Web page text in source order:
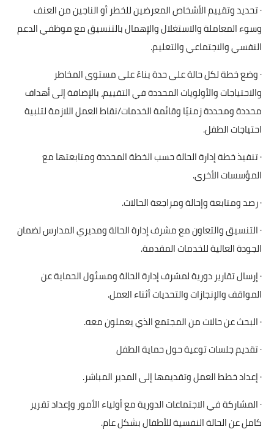
· تحديد وتقييم الأشخاص المعرضين للخطر أو الناجين من العنف
وسوء المعاملة والاستغلال والإهمال بالتنسيق مع موظفي الدعم
النفسي والاجتماعي والتعليم.
· وضع خطة لكل حالة على حدة بناءً على مستوى المخاطر
والاحتياجات والأولويات المحددة في التقييم، بالإضافة إلى أهداف
محددة ومحددة زمنيًا وقائمة الخدمات/نقاط العمل اللازمة لتلبية
احتياجات الطفل.
· تنفيذ خطة إدارة الحالة حسب الخطة المحددة ومتابعتها مع
المؤسسات الأخرى.
· رصد ومتابعة وإحالة ومراجعة الحالات.
· التنسيق والتعاون مع مشرف إدارة الحالة ومديري المدارس لضمان
الجودة العالية للخدمات المقدمة.
· إرسال تقارير دورية لمشرف إدارة الحالة ومسئول الحماية عن
المواقف والإنجازات والتحديات أثناء العمل.
· البحث عن حالات من المجتمع الذي يعملون معه.
· تقديم جلسات توعية حول حماية الطفل
· إعداد خطط العمل وتقديمها إلى المدير المباشر.
· المشاركة في الاجتماعات الدورية مع أولياء الأمور وإعداد تقرير
كامل عن الحالة النفسية للأطفال بشكل عام.